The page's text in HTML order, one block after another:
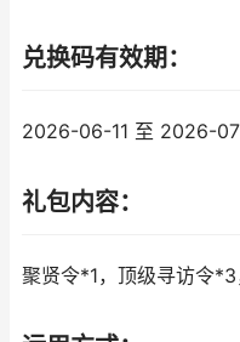
兑换码有效期：
2026-06-11 至 2026-
礼包内容：
聚贤令*1，顶级寻访令